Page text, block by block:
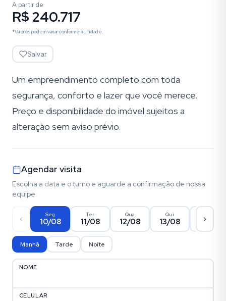
A partir de
R$ 240.717
*Valores podem variar conforme a unidade.
Salvar
Um empreendimento completo com toda
segurança, conforto e lazer que você merece.
Preço e disponibilidade do imóvel sujeitos a
alteração sem aviso prévio.
Agendar visita
Escolha a data e o turno e aguarde a confirmação de nossa
equipe.
Seg
10/08
Ter
11/08
Qua
12/08
Qui
13/08 14/08
Manhã Tarde Noite
NOME
CELULAR